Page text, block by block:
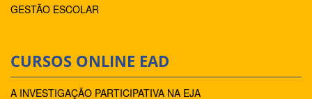
GESTÃO ESCOLAR
CURSOS ONLINE EAD
A INVESTIGAÇÃO PARTICIPATIVA NA EJA